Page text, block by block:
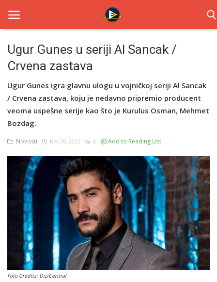
Home
Novosti
TV Serije
Contact
Login
Register
English
Ugur Gunes u seriji Al Sancak /
Crvena zastava
Ugur Gunes igra glavnu ulogu u vojničkoj seriji Al Sancak
/ Crvena zastava, koju je nedavno pripremio producent
veoma uspešne serije kao što je Kurulus Osman, Mehmet
Bozdag.
Novosti Nov 29, 2022 0 Add to Reading List
Foto Credits: DiziCentral